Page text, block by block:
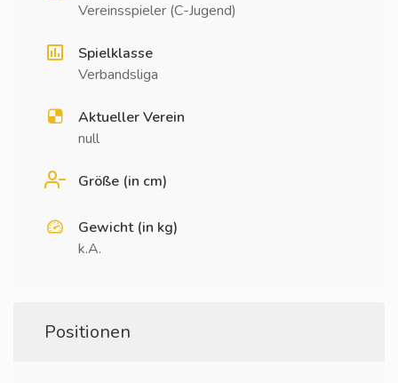
Vereinsspieler (C-Jugend)
Spielklasse
Verbandsliga
Aktueller Verein
null
Größe (in cm)
Gewicht (in kg)
k.A.
Positionen